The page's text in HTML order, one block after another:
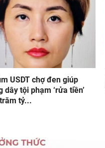
USDT chợ đen giúp
dây tội phạm ‘rửa tiền’
tỷ...